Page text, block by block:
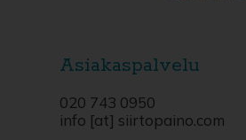
Asiakaspalvelu
020 743 0950
info [at] siirtopaino.com